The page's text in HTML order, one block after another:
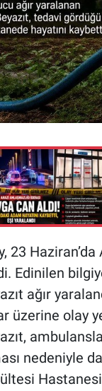
23
Edinilen
ağır
üzerine olay
nedeniyle